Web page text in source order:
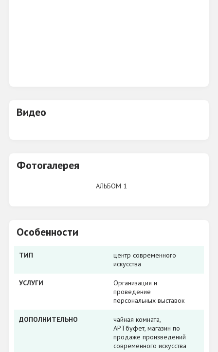
Особенности
ТИП
центр современного
искусства
УСЛУГИ
Организация и
проведение
персональных выставок
ДОПОЛНИТЕЛЬНО
чайная комната,
АРТбуфет, магазин по
продаже произведений
современного искусства
Фотогалерея
АЛЬБОМ 1
Видео